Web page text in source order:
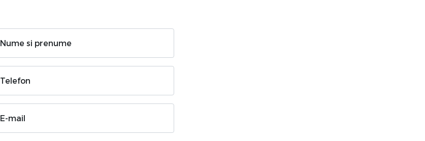
Nume si prenume
Telefon
E-mail